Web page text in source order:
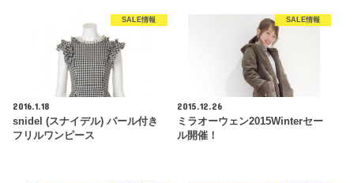
SALE情報
2016.1.18
snidel (スナイデル) パール付き
フリルワンピース
SALE情報
2015.12.26
ミラオーウェン2015Winterセー
ル開催！